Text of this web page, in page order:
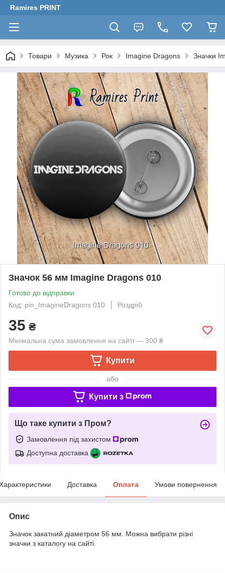
Ramires PRINT
Товари Музика Рок Imagine Dragons Значки
Значок 56 мм Imagine Dragons 010
Готово до відправки
Код: pin_ImagineDragons 010
Роздріб
35 ₴
Мінімальна сума замовлення на сайті — 300 ₴
Купити
або
Купити з
Що таке купити з Пром?
Замовлення під захистом
Доступна доставка
Доставка Оплата Умови повернення
Опис
Значок закатний діаметром 56 мм. Можна вибрати різні
значки з каталогу на сайті.